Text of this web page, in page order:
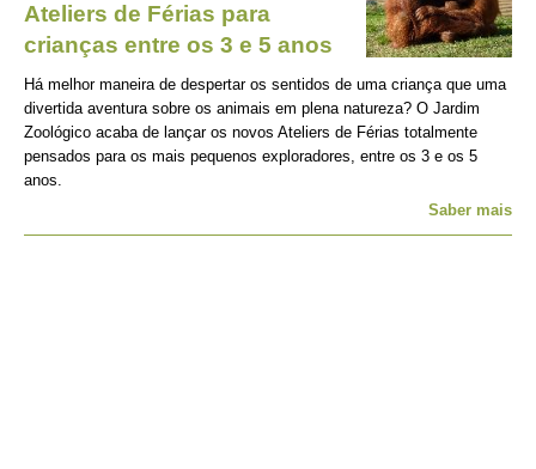
Ateliers de Férias para
crianças entre os 3 e 5 anos
Há melhor maneira de despertar os sentidos de uma criança que uma
divertida aventura sobre os animais em plena natureza? O Jardim
Zoológico acaba de lançar os novos Ateliers de Férias totalmente
pensados para os mais pequenos exploradores, entre os 3 e os 5
anos.
Saber mais